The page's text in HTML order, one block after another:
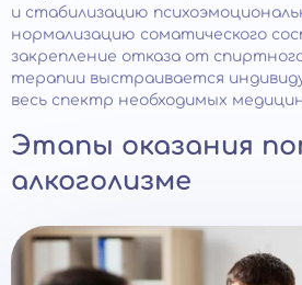
и стабилизацию
нормализацию соматического
закрепление отказа от
терапии выстраивается
весь спектр необходимых
Этапы оказания
алкоголизме